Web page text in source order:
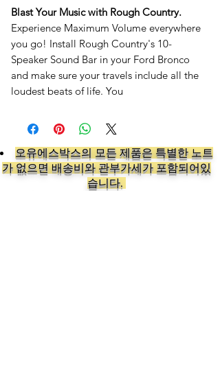
Blast Your Music with Rough Country.
Experience Maximum Volume everywhere
you go! Install Rough Country's 10-
Speaker Sound Bar in your Ford Bronco
and make sure your travels include all the
loudest beats of life. You
오유에스박스의 ​모든 제품은 특별한 노트
가 없으면 배송비와 관부가세가 포함되어있
습니다.